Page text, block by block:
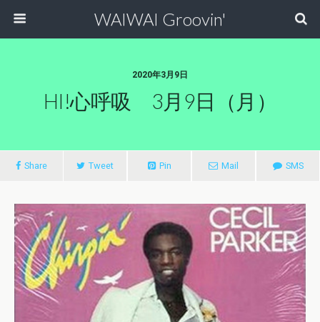
WAIWAI Groovin'
2020年3月9日
HI!心呼吸 3月9日（月）
Share Tweet Pin Mail SMS